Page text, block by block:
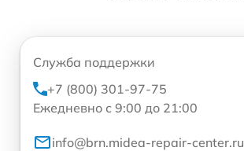
Служба поддержки
+7 (800) 301-97-75
Ежедневно с 9:00 до 21:00
info@brn.midea-repair-center.ru